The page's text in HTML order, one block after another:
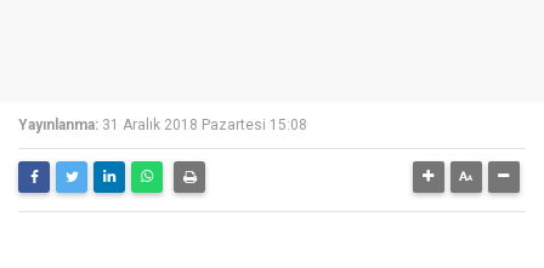
Yayınlanma: 31 Aralık 2018 Pazartesi 15:08